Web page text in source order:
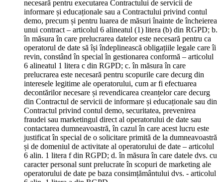
necesară pentru executarea Contractului de servicii de
informare și educaționale sau a Contractului privind contul
demo, precum și pentru luarea de măsuri înainte de încheierea
unui contract – articolul 6 alineatul (1) litera (b) din RGPD; b.
în măsura în care prelucrarea datelor este necesară pentru ca
operatorul de date să își îndeplinească obligațiile legale care îi
revin, constând în special în gestionarea conformă – articolul
6 alineatul 1 litera c din RGPD; c. în măsura în care
prelucrarea este necesară pentru scopurile care decurg din
interesele legitime ale operatorului, cum ar fi efectuarea
decontărilor necesare și revendicarea creanțelor care decurg
din Contractul de servicii de informare și educaționale sau din
Contractul privind contul demo, securitatea, prevenirea
fraudei sau marketingul direct al operatorului de date sau
contactarea dumneavoastră, în cazul în care acest lucru este
justificat în special de o solicitare primită de la dumneavoastră
și de domeniul de activitate al operatorului de date – articolul
6 alin. 1 litera f din RGPD; d. în măsura în care datele dvs. cu
caracter personal sunt prelucrate în scopuri de marketing ale
operatorului de date pe baza consimțământului dvs. - articolul